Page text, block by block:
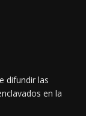
difundir las
en la